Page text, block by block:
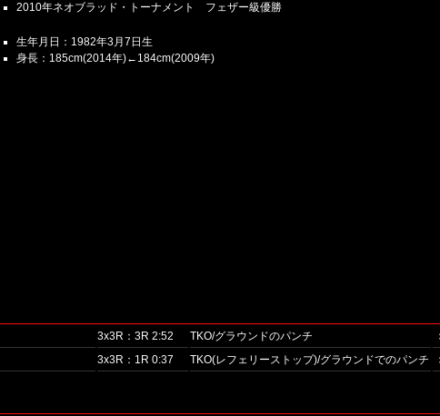
2010年ネオブラッド・トーナメント フェザー級優勝
生年月日：1982年3月7日生
身長：185cm(2014年)←184cm(2009年)
3x3R：3R 2:52 TKO/グラウンドのパンチ
3x3R：1R 0:37 TKO(レフェリーストップ)/グラウンドでのパンチ